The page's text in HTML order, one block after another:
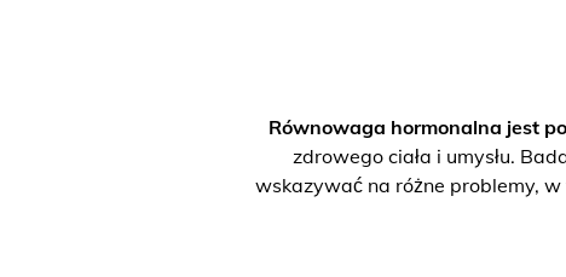
Równowaga hormonalna jest
zdrowego ciała i umysłu.
wskazywać na różne problemy,